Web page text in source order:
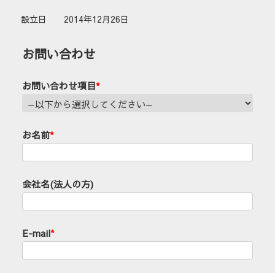
設立日 2014年12月26日
お問い合わせ
お問い合わせ項目*
お名前*
会社名(法人の方)
E-mail*